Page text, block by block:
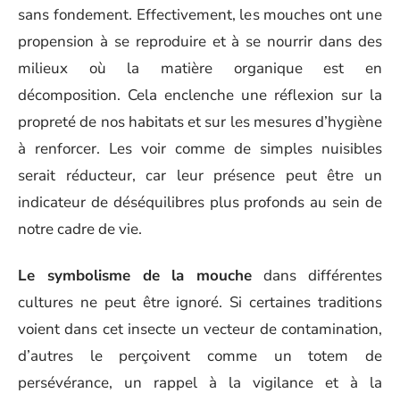
sans fondement. Effectivement, les mouches ont une
propension à se reproduire et à se nourrir dans des
milieux où la matière organique est en
décomposition. Cela enclenche une réflexion sur la
propreté de nos habitats et sur les mesures d’hygiène
à renforcer. Les voir comme de simples nuisibles
serait réducteur, car leur présence peut être un
indicateur de déséquilibres plus profonds au sein de
notre cadre de vie.
Le symbolisme de la mouche dans différentes
cultures ne peut être ignoré. Si certaines traditions
voient dans cet insecte un vecteur de contamination,
d’autres le perçoivent comme un totem de
persévérance, un rappel à la vigilance et à la